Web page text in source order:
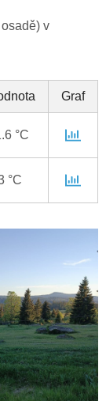
v
Graf
°C
°C